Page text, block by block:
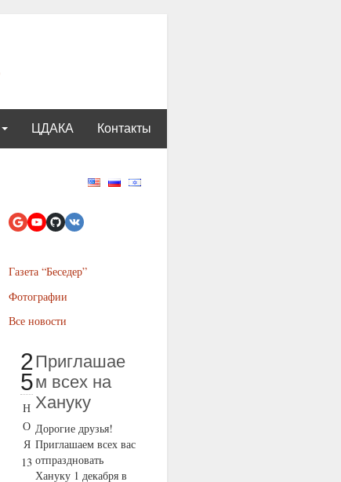
ЦДАКА Контакты
Газета “Беседер”
Фотографии
Все новости
2
5
Н
О
Я
13
Приглашае
м всех на
Хануку
Дорогие друзья!
Приглашаем всех вас
отпраздновать
Хануку 1 декабря в